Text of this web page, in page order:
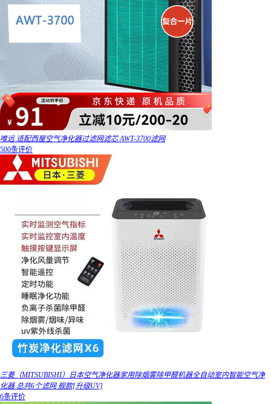
唯远 适配西屋空气净化器过滤网滤芯 AWT-3700滤网
500条评价
三菱（MITSUBISHI）日本空气净化器家用除烟雾除甲醛机器全自动室内智能空气净
化器 总共6个滤网 舰款[升级UV]
6条评价